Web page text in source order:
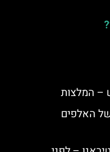
– המלצות
של האלפים